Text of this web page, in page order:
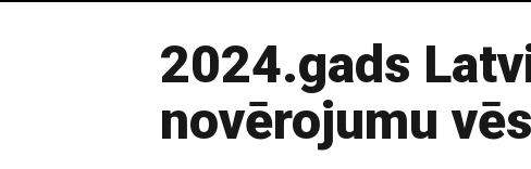
2024.gads
novērojumu